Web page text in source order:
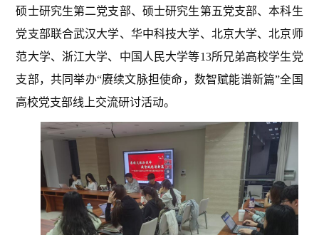
硕士研究生第二党支部、硕士研究生第五党支部、本科生
党支部联合武汉大学、华中科技大学、北京大学、北京师
范大学、浙江大学、中国人民大学等13所兄弟高校学生党
支部，共同举办“赓续文脉担使命，数智赋能谱新篇”全国
高校党支部线上交流研讨活动。